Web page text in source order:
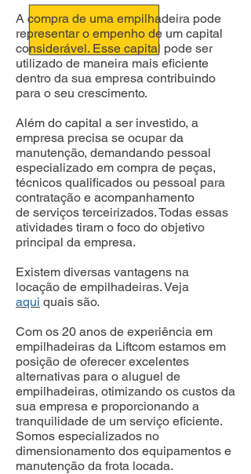
A compra de uma empilhadeira pode
representar o empenho de um capital
considerável. Esse capital pode ser
utilizado de maneira mais eficiente
dentro da sua empresa contribuindo
para o seu crescimento.
Além do capital a ser investido, a
empresa precisa se ocupar da
manutenção, demandando pessoal
especializado em compra de peças,
técnicos qualificados ou pessoal para
contratação e acompanhamento
de serviços terceirizados. Todas essas
atividades tiram o foco do objetivo
principal da empresa.
Existem diversas vantagens na
locação de empilhadeiras. Veja
aqui quais são.
Com os 20 anos de experiência em
empilhadeiras da Liftcom estamos em
posição de oferecer excelentes
alternativas para o aluguel de
empilhadeiras, otimizando os custos da
sua empresa e proporcionando a
tranquilidade de um serviço eficiente.
Somos especializados no
dimensionamento dos equipamentos e
manutenção da frota locada.